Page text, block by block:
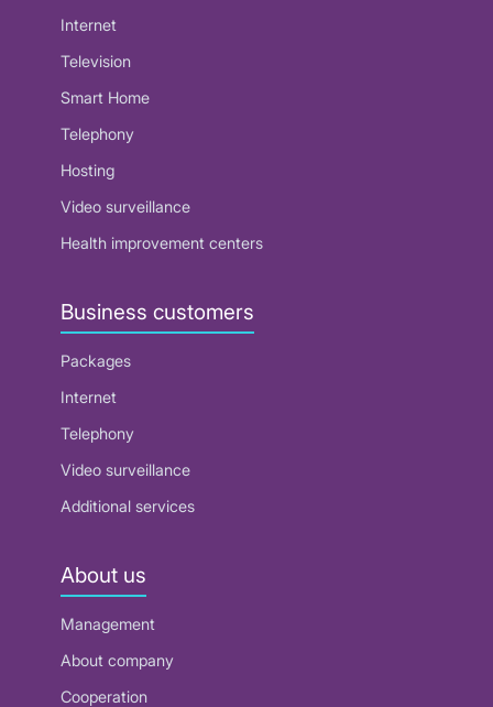
Internet
Television
Smart Home
Telephony
Hosting
Video surveillance
Health improvement centers
Business customers
Packages
Internet
Telephony
Video surveillance
Additional services
About us
Management
About company
Cooperation